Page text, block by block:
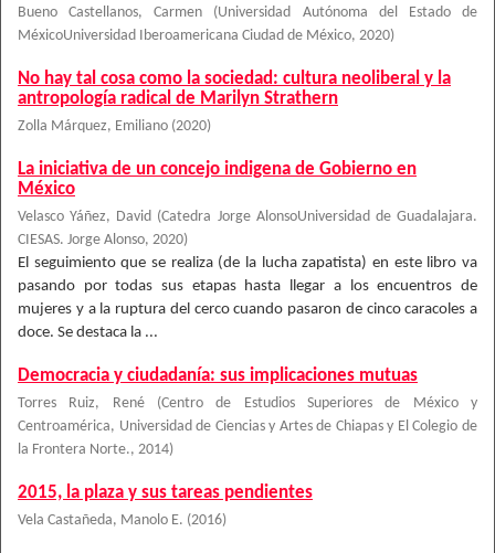
Bueno Castellanos, Carmen (Universidad Autónoma del Estado de
MéxicoUniversidad Iberoamericana Ciudad de México, 2020)
No hay tal cosa como la sociedad: cultura neoliberal y la
antropología radical de Marilyn Strathern
Zolla Márquez, Emiliano (2020)
La iniciativa de un concejo indigena de Gobierno en
México
Velasco Yáñez, David (Catedra Jorge AlonsoUniversidad de Guadalajara.
CIESAS. Jorge Alonso, 2020)
El seguimiento que se realiza (de la lucha zapatista) en este libro va
pasando por todas sus etapas hasta llegar a los encuentros de
mujeres y a la ruptura del cerco cuando pasaron de cinco caracoles a
doce. Se destaca la ...
Democracia y ciudadanía: sus implicaciones mutuas
Torres Ruiz, René (Centro de Estudios Superiores de México y
Centroamérica, Universidad de Ciencias y Artes de Chiapas y El Colegio de
la Frontera Norte., 2014)
2015, la plaza y sus tareas pendientes
Vela Castañeda, Manolo E. (2016)